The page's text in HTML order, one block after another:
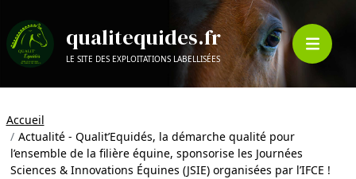
qualitequides.fr
LE SITE DES EXPLOITATIONS LABELLISÉES
Accueil
Actualité - Qualit’Equidés, la démarche qualité pour
l’ensemble de la filière équine, sponsorise les Journées
Sciences & Innovations Équines (JSIE) organisées par l’IFCE !